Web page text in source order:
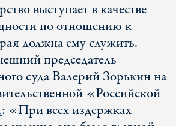
выступает в качестве
по отношению к
должна ему служить.
председатель
суда Валерий Зорькин на
«Российской
: «При всех издержках